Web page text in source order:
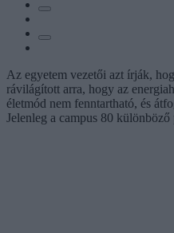
Az egyetem vezetői azt írják,
rávilágított arra, hogy az
életmód nem fenntartható, és
Jelenleg a campus 80